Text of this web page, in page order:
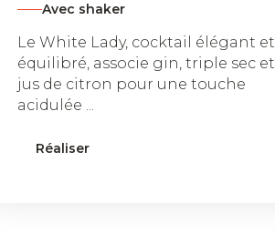
Avec shaker
Le White Lady, cocktail élégant et
équilibré, associe gin, triple sec et
jus de citron pour une touche
acidulée ...
Réaliser